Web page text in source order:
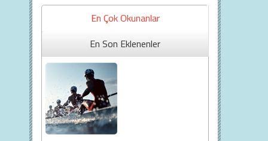
En Çok Okunanlar
En Son Eklenenler